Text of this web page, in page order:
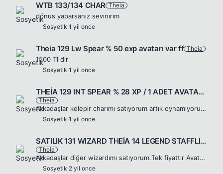
WTB 133/134 CHAR Theia
dönus yaparsanız sevınırım
Sosyetik·1 yil once
Theia 129 Lw Spear % 50 exp avatarı var ff Theia
1500 Tl dir
Sosyetik·1 yil once
THEİA 129 INT SPEAR % 28 XP / 1 ADET AVATAR / FULL İTEMLİ 12 13 14 15 KARIŞIK AL KAS
Theia
Arkadaşlar kelepir charımı satıyorum artık oynamıyorum. isteyene veririm İlgilenenler yazsın
Sosyetik·1 yil once
SATILIK 131 WIZARD THEİA 14 LEGEND STAFFLI 4000 TL
Theia
Arkadaşlar diğer wizardımı satıyorum.Tek fiyattır Avatarı vardır 101 lw jobu mevcut 13 dg legendı mevcut 14 staf ve settten para almıcam ilk yazanındır
Sosyetik·2 yil once